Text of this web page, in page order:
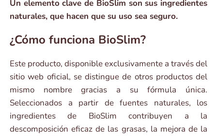
Un elemento clave de BioSlim son sus ingredientes
naturales, que hacen que su uso sea seguro.
¿Cómo funciona BioSlim?
Este producto, disponible exclusivamente a través del
sitio web oficial, se distingue de otros productos del
mismo nombre gracias a su fórmula única.
Seleccionados a partir de fuentes naturales, los
ingredientes de BioSlim contribuyen a la
descomposición eficaz de las grasas, la mejora de la